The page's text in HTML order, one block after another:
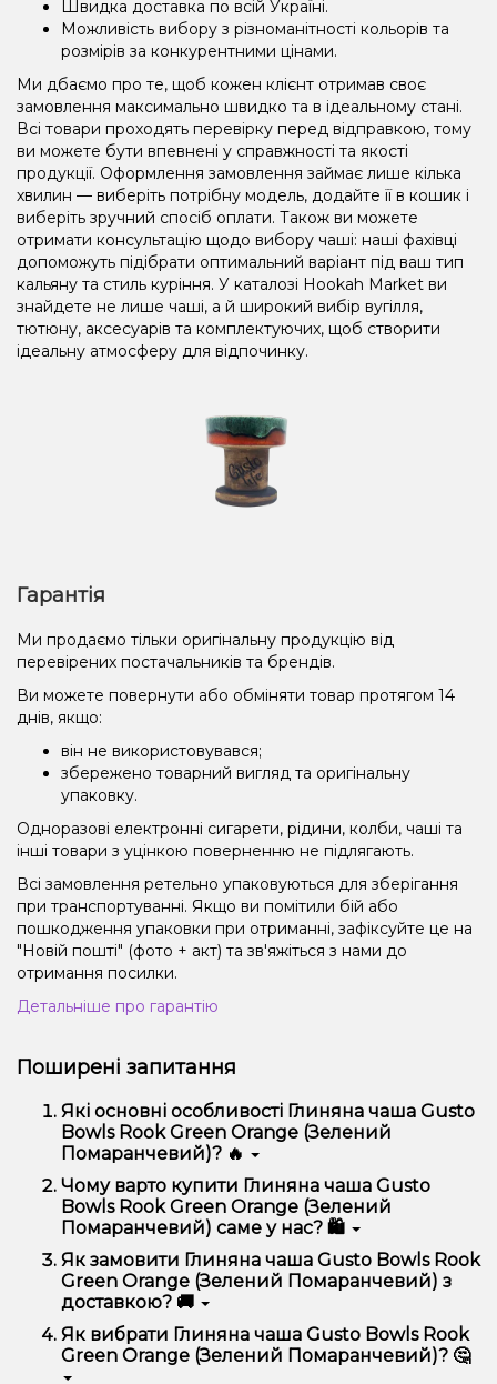
Швидка доставка по всій Україні.
Можливість вибору з різноманітності кольорів та
розмірів за конкурентними цінами.
Ми дбаємо про те, щоб кожен клієнт отримав своє
замовлення максимально швидко та в ідеальному стані.
Всі товари проходять перевірку перед відправкою, тому
ви можете бути впевнені у справжності та якості
продукції. Оформлення замовлення займає лише кілька
хвилин — виберіть потрібну модель, додайте її в кошик і
виберіть зручний спосіб оплати. Також ви можете
отримати консультацію щодо вибору чаші: наші фахівці
допоможуть підібрати оптимальний варіант під ваш тип
кальяну та стиль куріння. У каталозі Hookah Market ви
знайдете не лише чаші, а й широкий вибір вугілля,
тютюну, аксесуарів та комплектуючих, щоб створити
ідеальну атмосферу для відпочинку.
Гарантія
Ми продаємо тільки оригінальну продукцію від
перевірених постачальників та брендів.
Ви можете повернути або обміняти товар протягом 14
днів, якщо:
він не використовувався;
збережено товарний вигляд та оригінальну
упаковку.
Одноразові електронні сигарети, рідини, колби, чаші та
інші товари з уцінкою поверненню не підлягають.
Всі замовлення ретельно упаковуються для зберігання
при транспортуванні. Якщо ви помітили бій або
пошкодження упаковки при отриманні, зафіксуйте це на
"Новій пошті" (фото + акт) та зв'яжіться з нами до
отримання посилки.
Детальніше про гарантію
Поширені запитання
Які основні особливості Глиняна чаша Gusto
Bowls Rook Green Orange (Зелений
Помаранчевий)? 🔥
Глиняна чаша Gusto Bowls Rook Green Orange
(Зелений Помаранчевий) відрізняється високою
якістю, зручністю використання та надійністю.
Чому варто купити Глиняна чаша Gusto
Bowls Rook Green Orange (Зелений
Помаранчевий) саме у нас? 🛍️
Ми пропонуємо тільки оригінальну продукцію,
широкий асортимент, вигідні ціни та швидку
доставку. Крім того, у нас регулярні акції та знижки
для клієнтів!
Як замовити Глиняна чаша Gusto Bowls Rook
Green Orange (Зелений Помаранчевий) з
доставкою? 🚚
Оформити замовлення можна в кілька кліків:
Додайте Глиняна чаша Gusto Bowls Rook
Як вибрати Глиняна чаша Gusto Bowls Rook
Green Orange (Зелений Помаранчевий)? 🤔